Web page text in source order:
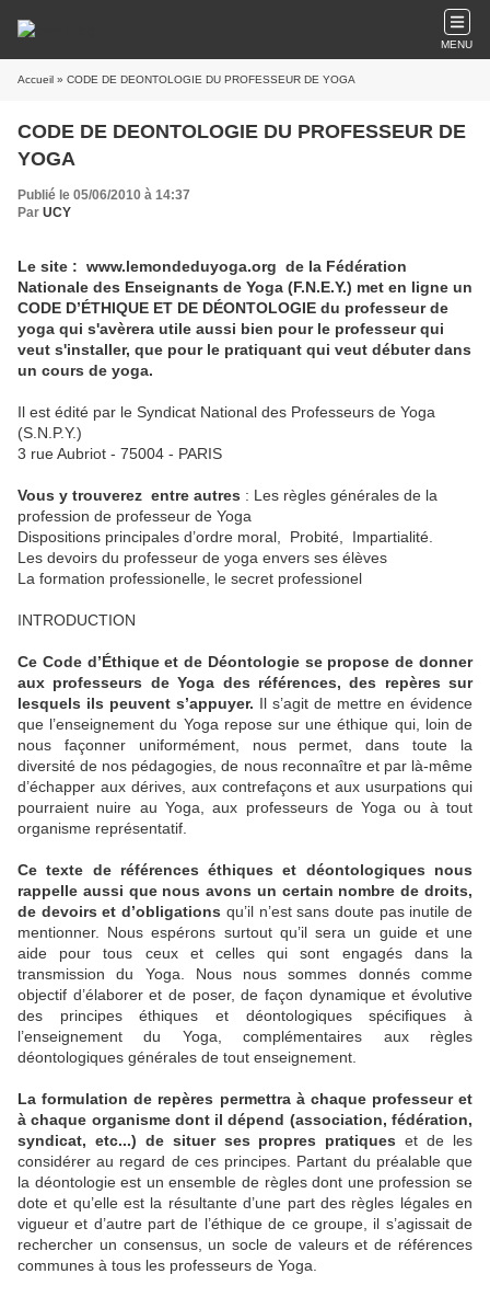
MENU
Accueil » CODE DE DEONTOLOGIE DU PROFESSEUR DE YOGA
CODE DE DEONTOLOGIE DU PROFESSEUR DE
YOGA
Publié le 05/06/2010 à 14:37
Par UCY
Le site : www.lemondeduyoga.org de la Fédération
Nationale des Enseignants de Yoga (F.N.E.Y.) met en ligne un
CODE D’ÉTHIQUE ET DE DÉONTOLOGIE du professeur de
yoga qui s'avèrera utile aussi bien pour le professeur qui
veut s'installer, que pour le pratiquant qui veut débuter dans
un cours de yoga.
Il est édité par le Syndicat National des Professeurs de Yoga
(S.N.P.Y.)
3 rue Aubriot - 75004 - PARIS
Vous y trouverez entre autres : Les règles générales de la
profession de professeur de Yoga
Dispositions principales d’ordre moral, Probité, Impartialité.
Les devoirs du professeur de yoga envers ses élèves
La formation professionelle, le secret professionel
INTRODUCTION
Ce Code d’Éthique et de Déontologie se propose de donner
aux professeurs de Yoga des références, des
repères sur
lesquels ils peuvent s’appuyer. Il s’agit de mettre en évidence
que l’enseignement du Yoga repose sur une éthique qui, loin de
nous façonner uniformément, nous permet, dans toute la
diversité de nos pédagogies, de nous reconnaître et par là-même
d’échapper aux dérives, aux contrefaçons et aux usurpations qui
pourraient nuire au Yoga, aux professeurs de Yoga ou à tout
organisme représentatif.
Ce texte de références éthiques et déontologiques nous
rappelle aussi que nous avons un certain nombre de droits,
de devoirs et d’obligations qu’il n’est sans doute pas inutile de
mentionner. Nous espérons surtout qu’il sera un guide et une
aide pour tous ceux et celles qui sont engagés dans la
transmission du Yoga. Nous nous sommes donnés comme
objectif d’élaborer et de poser, de façon dynamique et évolutive
des principes éthiques et déontologiques spécifiques à
l’enseignement du Yoga, complémentaires aux règles
déontologiques générales de tout enseignement.
La formulation de repères permettra à chaque professeur et
à chaque organisme dont il dépend (association, fédération,
syndicat, etc...) de situer ses propres pratiques et de les
considérer au regard de ces principes. Partant du préalable que
la déontologie est un ensemble de règles dont une profession se
dote et qu’elle est la résultante d’une part des règles légales en
vigueur et d’autre part de l’éthique de ce groupe, il s’agissait de
rechercher un consensus, un socle de valeurs et de références
communes à tous les professeurs de Yoga.